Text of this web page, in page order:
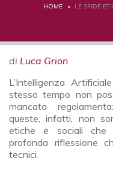
HOME LE SFIDE
di Luca Grion
L’Intelligenza
stesso tempo non
mancata
queste, infatti, non
etiche e sociali che
profonda riflessione
tecnici.